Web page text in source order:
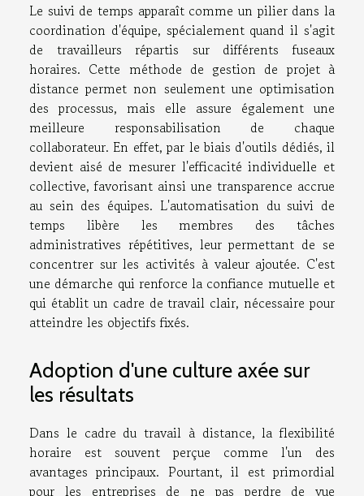
Le suivi de temps apparaît comme un pilier dans la
coordination d'équipe, spécialement quand il s'agit
de travailleurs répartis sur différents fuseaux
horaires. Cette méthode de gestion de projet à
distance permet non seulement une optimisation
des processus, mais elle assure également une
meilleure responsabilisation de chaque
collaborateur. En effet, par le biais d'outils dédiés, il
devient aisé de mesurer l'efficacité individuelle et
collective, favorisant ainsi une transparence accrue
au sein des équipes. L'automatisation du suivi de
temps libère les membres des tâches
administratives répétitives, leur permettant de se
concentrer sur les activités à valeur ajoutée. C'est
une démarche qui renforce la confiance mutuelle et
qui établit un cadre de travail clair, nécessaire pour
atteindre les objectifs fixés.
Adoption d'une culture axée sur
les résultats
Dans le cadre du travail à distance, la flexibilité
horaire est souvent perçue comme l'un des
avantages principaux. Pourtant, il est primordial
pour les entreprises de ne pas perdre de vue